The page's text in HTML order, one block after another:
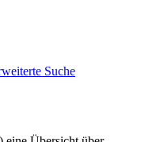
Suche